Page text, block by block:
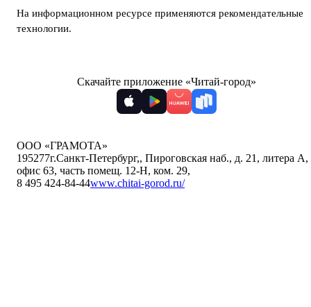
На информационном ресурсе применяются рекомендательные
технологии.
Скачайте приложение «Читай-город»
ООО «ГРАМОТА»
195277г.Санкт-Петербург,, Пироговская наб., д. 21, литера А,
офис 63, часть помещ. 12-Н, ком. 29,
8 495 424-84-44www.chitai-gorod.ru/